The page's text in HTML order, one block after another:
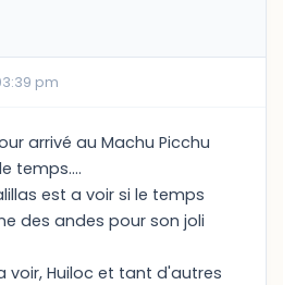
pm
arrivé au Machu Picchu
temps....
est a voir si le temps
des andes pour son joli
voir, Huiloc et tant d'autres